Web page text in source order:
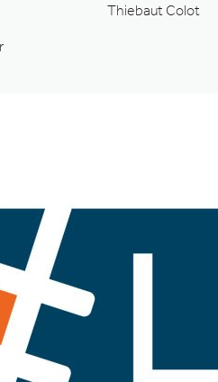
Thiebaut Colot